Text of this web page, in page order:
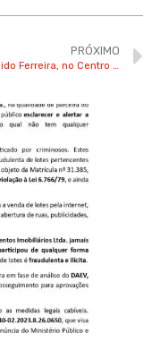
PRÓXIMO
Rua Cândido Ferreira, no Centro de Valinhos, terá novos prédios comerciais